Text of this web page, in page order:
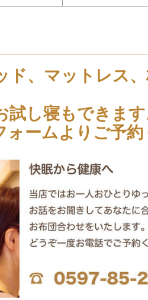
ド、マットレス
し寝もできます
ームよりご予約